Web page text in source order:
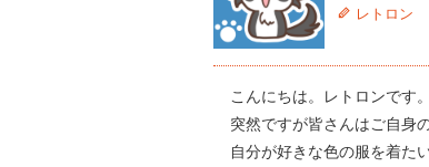
レトロン
こんにちは。レトロンです。
突然ですが皆さんはご自身
自分が好きな色の服を着た